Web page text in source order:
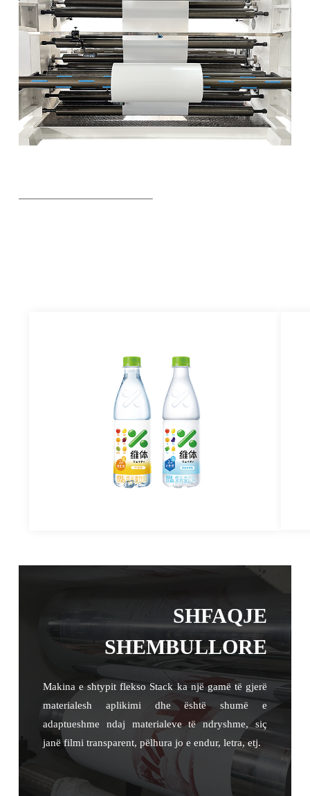
SHFAQJE
SHEMBULLORE
Makina e shtypit flekso Stack ka një gamë të gjerë
materialesh aplikimi dhe është shumë e
adaptueshme ndaj materialeve të ndryshme, siç
janë filmi transparent, pëlhura jo e endur, letra, etj.